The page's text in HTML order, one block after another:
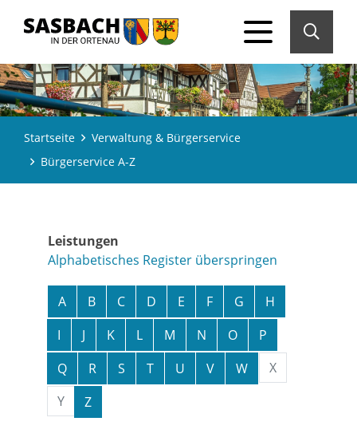
Startseite
Verwaltung & Bürgerservice
Bürgerservice A-Z
Leistungen
Alphabetisches Register überspringen
A B C D E F G
H
I
J K L M N O
P
Q
R S T U V W
X
Y
Z